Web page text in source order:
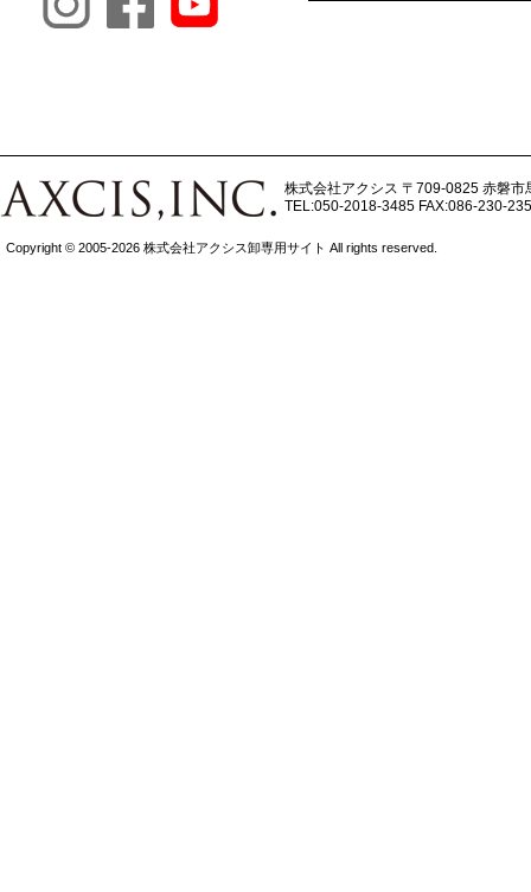
株式会社アクシス 〒709-0825 赤磐市
TEL:050-2018-3485 FAX:086-230-
Copyright © 2005-2026 株式会社アクシス卸専用サイト All rights reserved.